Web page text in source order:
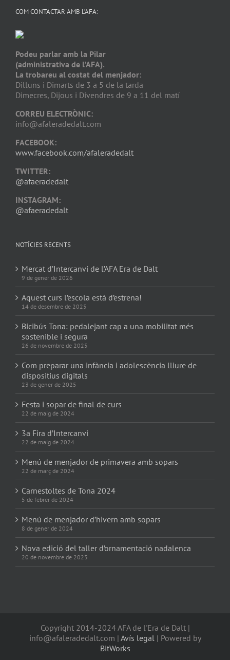
COM CONTACTAR AMB L’AFA:
Podeu parlar amb la Pilar
(administrativa de l’AFA).
La trobareu al costat del menjador:
Dilluns i Dimarts de 3 a 5 de la tarda
Dimecres, Dijous i Divendres de 9 a 11 del matí
CORREU ELECTRÒNIC:
info@afaleradedalt.com
FACEBOOK:
www.facebook.com/afaleradedalt
TWITTER:
@afaeradedalt
INSTAGRAM:
@afaeradedalt
NOTÍCIES RECENTS
Mercat d’Intercanvi de l’AFA Era de Dalt
9 de gener de 2026
Aquest curs l’escola està d’estrena!
14 de desembre de 2025
Bicibús Tona: pedalejant cap a una mobilitat més
sostenible i segura
26 de novembre de 2025
Com preparar una infància i adolescència lliure de
dispositius digitals
23 de gener de 2025
Festa i sopar de final de curs
22 de maig de 2024
3a Fira d’Intercanvi
22 de maig de 2024
Menú de menjador de primavera amb sopars
22 de març de 2024
Carnestoltes de Tona 2024
5 de febrer de 2024
Menú de menjador d’hivern amb sopars
8 de gener de 2024
Nova edició del taller d’ornamentació nadalenca
20 de novembre de 2023
Copyright 2014-2024 AFA de l'Era de Dalt |
info@afaleradedalt.com | Avís legal | Powered by
BitWorks